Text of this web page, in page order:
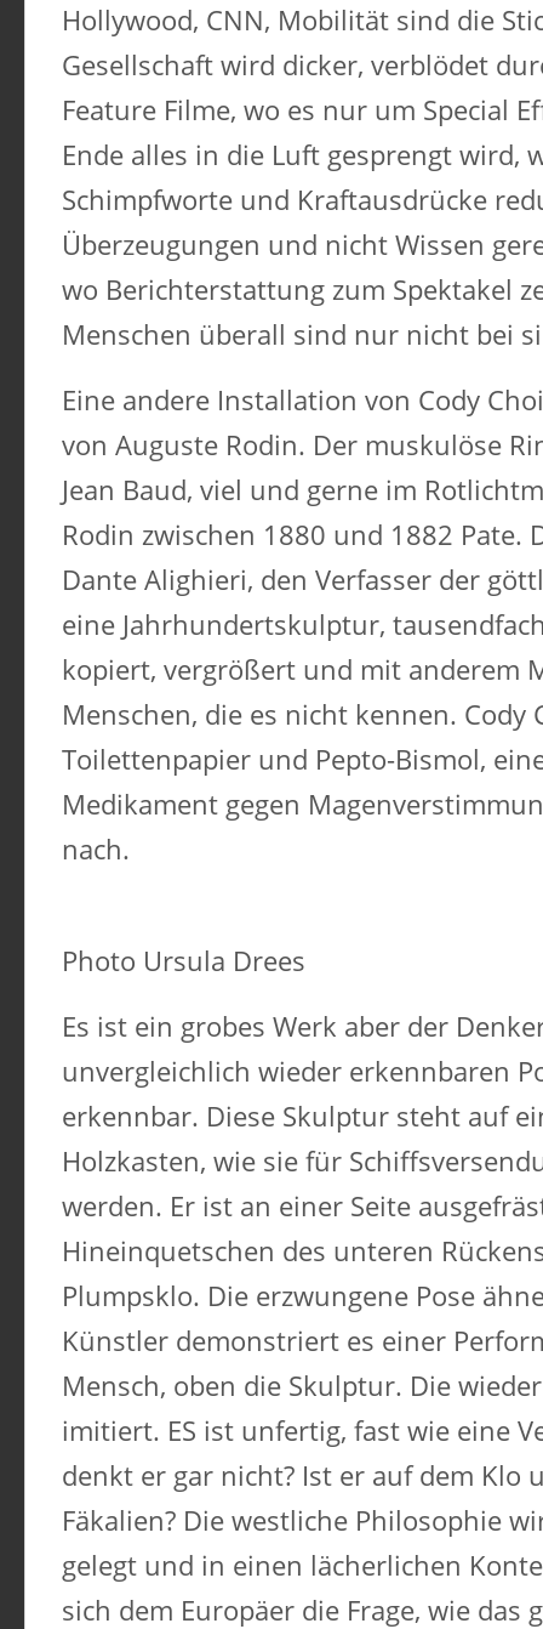
Hollywood, CNN, Mobilität sind die
Gesellschaft wird dicker, verblödet
Feature Filme, wo es nur um Special
Ende alles in die Luft gesprengt wird,
Schimpfworte und Kraftausdrücke
Überzeugungen und nicht Wissen
wo Berichterstattung zum Spektakel
Menschen überall sind nur nicht bei
Eine andere Installation von Cody
von Auguste Rodin. Der muskulöse
Jean Baud, viel und gerne im
Rodin zwischen 1880 und 1882 Pate.
Dante Alighieri, den Verfasser der
eine Jahrhundertskulptur,
kopiert, vergrößert und mit anderem
Menschen, die es nicht kennen. Cody
Toilettenpapier und Pepto-Bismol,
Medikament gegen
nach.
Photo Ursula Drees
Es ist ein grobes Werk aber der
unvergleichlich wieder erkennbaren
erkennbar. Diese Skulptur steht auf
Holzkasten, wie sie für
werden. Er ist an einer Seite
Hineinquetschen des unteren
Plumpsklo. Die erzwungene Pose
Künstler demonstriert es einer
Mensch, oben die Skulptur. Die
imitiert. ES ist unfertig, fast wie eine
denkt er gar nicht? Ist er auf dem Klo
Fäkalien? Die westliche Philosophie
gelegt und in einen lächerlichen
sich dem Europäer die Frage, wie das